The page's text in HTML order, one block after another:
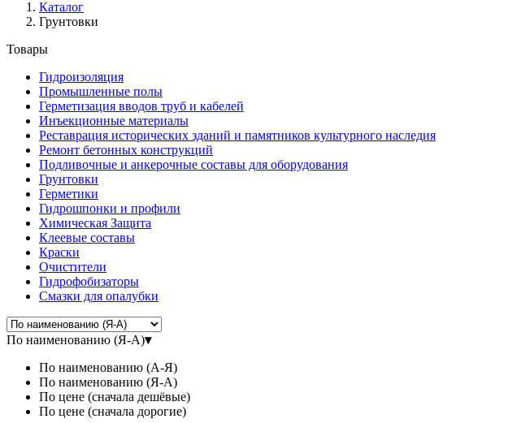
Каталог
Грунтовки
Товары
Гидроизоляция
Промышленные полы
Герметизация вводов труб и кабелей
Инъекционные материалы
Реставрация исторических зданий и памятников культурного наследия
Ремонт бетонных конструкций
Подливочные и анкерочные составы для оборудования
Грунтовки
Герметики
Гидрошпонки и профили
Химическая Защита
Клеевые составы
Краски
Очистители
Гидрофобизаторы
Смазки для опалубки
По наименованию (Я-А)▾
По наименованию (А-Я)
По наименованию (Я-А)
По цене (сначала дешёвые)
По цене (сначала дорогие)